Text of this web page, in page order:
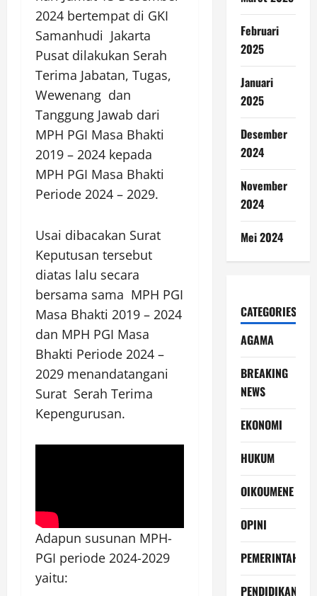
2024 bertempat di GKI
Samanhudi Jakarta
Pusat dilakukan Serah
Terima Jabatan, Tugas,
Wewenang dan
Tanggung Jawab dari
MPH PGI Masa Bhakti
2019 – 2024 kepada
MPH PGI Masa Bhakti
Periode 2024 – 2029.
Usai dibacakan Surat
Keputusan tersebut
diatas lalu secara
bersama sama MPH PGI
Masa Bhakti 2019 – 2024
dan MPH PGI Masa
Bhakti Periode 2024 –
2029 menandatangani
Surat Serah Terima
Kepengurusan.
Adapun susunan MPH-
PGI periode 2024-2029
yaitu:
Februari
2025
Januari
2025
Desember
2024
November
2024
Mei 2024
CATEGORIES
AGAMA
BREAKING
NEWS
EKONOMI
HUKUM
OIKOUMENE
OPINI
PEMERINTAH
PENDIDIKAN